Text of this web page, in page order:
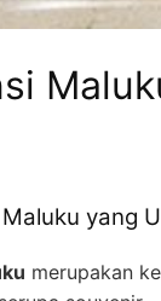
yang
merupakan